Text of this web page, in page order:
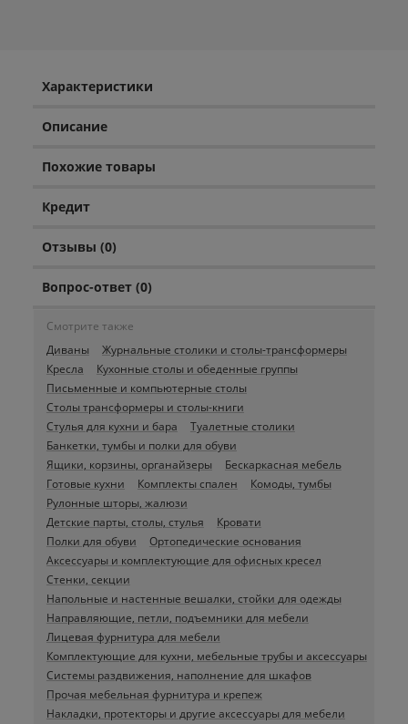
Характеристики
Описание
Похожие товары
Кредит
Отзывы (0)
Вопрос-ответ (0)
Смотрите также
Диваны
Журнальные столики и столы-трансформеры
Кресла
Кухонные столы и обеденные группы
Письменные и компьютерные столы
Столы трансформеры и столы-книги
Стулья для кухни и бара
Туалетные столики
Банкетки, тумбы и полки для обуви
Ящики, корзины, органайзеры
Бескаркасная мебель
Готовые кухни
Комплекты спален
Комоды, тумбы
Рулонные шторы, жалюзи
Детские парты, столы, стулья
Кровати
Полки для обуви
Ортопедические основания
Аксессуары и комплектующие для офисных кресел
Стенки, секции
Напольные и настенные вешалки, стойки для одежды
Направляющие, петли, подъемники для мебели
Лицевая фурнитура для мебели
Комплектующие для кухни, мебельные трубы и аксессуары
Системы раздвижения, наполнение для шкафов
Прочая мебельная фурнитура и крепеж
Накладки, протекторы и другие аксессуары для мебели